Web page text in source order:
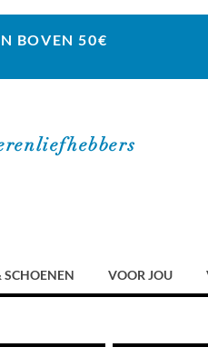
BOVEN 50€
SCHOENEN VOOR JOU